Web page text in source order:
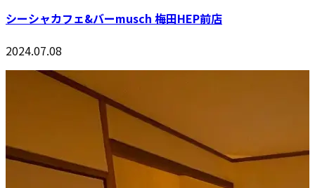
シーシャカフェ&バーmusch 梅田HEP前店
2024.07.08